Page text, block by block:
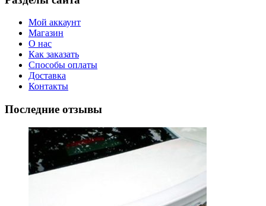
Мой аккаунт
Магазин
О нас
Как заказать
Способы оплаты
Доставка
Контакты
Последние отзывы